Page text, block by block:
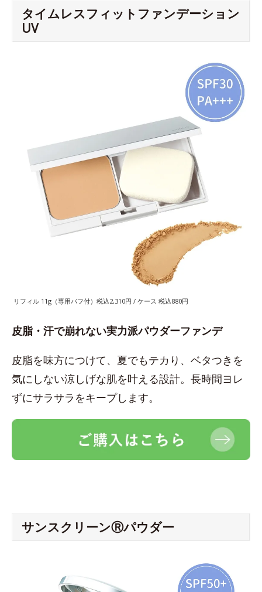
タイムレスフィットファンデーション
UV
リフィル 11g（専用パフ付）税込2,310円 / ケース 税込880円
皮脂・汗で崩れない実力派パウダーファンデ
皮脂を味方につけて、夏でもテカり、ベタつきを
気にしない涼しげな肌を叶える設計。長時間ヨレ
ずにサラサラをキープします。
サンスクリーンⓇパウダー